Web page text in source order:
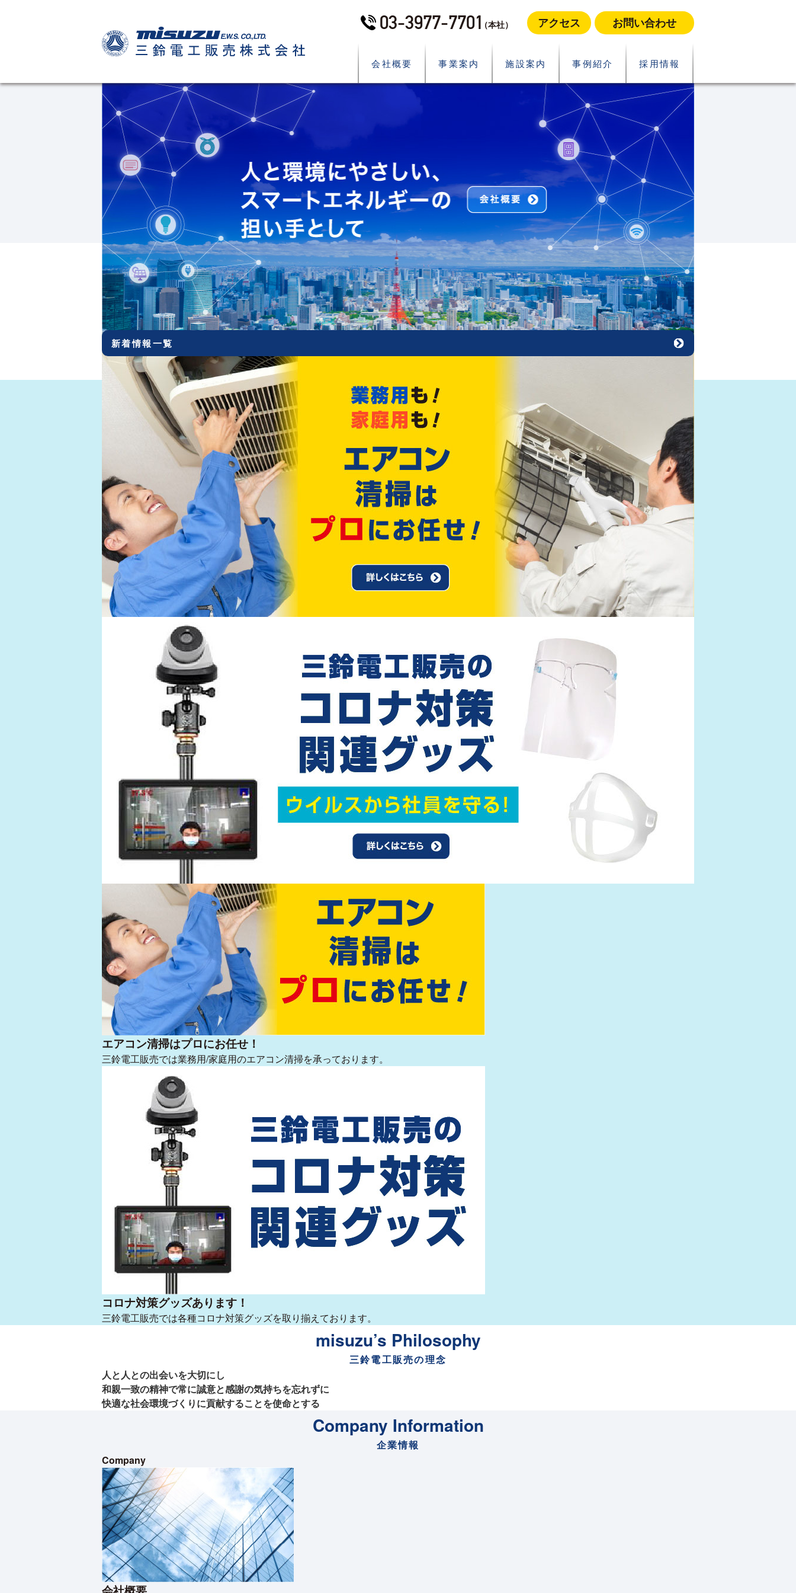
03-3977-7701 （本社） アクセス お問い合わせ
会社概要 事業案内 施設案内 事例紹介 採用情報
What’s New
新着情報
2021.03.10ＶＳ（ブイエス）コーティングスプレー オリジナルサイズ 販売開始!
2020.12.22社員募集!!
2020.12.01ホームページリニューアル!!
新着情報一覧
Recommend
おすすめ情報
高機能ガラスコーティング
エアコン清掃はプロにお任せ！
三鈴電工販売では業務用/家庭用のエアコン清掃を承っております。
コロナ対策グッズあります！
三鈴電工販売では各種コロナ対策グッズを取り揃えております。
misuzu’s Philosophy
三鈴電工販売の理念
人と人との出会いを大切にし
和親一致の精神で常に誠意と感謝の気持ちを忘れずに
快適な社会環境づくりに貢献することを使命とする
Company Information
企業情報
Company